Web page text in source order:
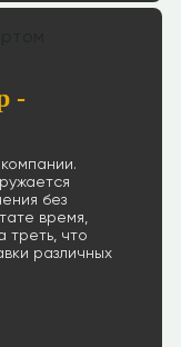
-
без
время,
треть, что
различных